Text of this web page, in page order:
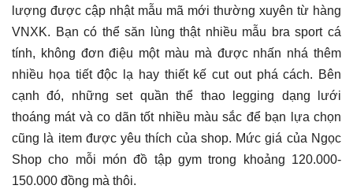
lượng được cập nhật mẫu mã mới thường xuyên từ hàng
VNXK. Bạn có thể săn lùng thật nhiều mẫu bra sport cá
tính, không đơn điệu một màu mà được nhấn nhá thêm
nhiều họa tiết độc lạ hay thiết kế cut out phá cách. Bên
cạnh đó, những set quần thể thao legging dạng lưới
thoáng mát và co dãn tốt nhiều màu sắc để bạn lựa chọn
cũng là item được yêu thích của shop. Mức giá của Ngọc
Shop cho mỗi món đồ tập gym trong khoảng 120.000-
150.000 đồng mà thôi.